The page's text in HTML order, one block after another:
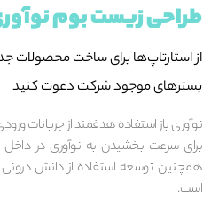
طراحی زیست بوم
از استارتاپ‌ها برای ساخت محصولات
بسترهای موجود شرکت دعوت کنید
نوآوری باز استفاده هدفمند از جریانات
برای سرعت بخشیدن به نوآوری در داخل
همچنین توسعه استفاده از دانش درونی
است.